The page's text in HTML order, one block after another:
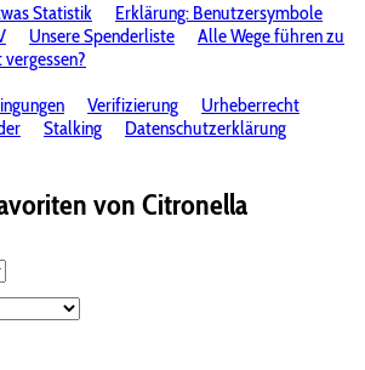
Statistik
Erklärung: Benutzersymbole
Unsere Spenderliste
Alle Wege führen zu
Verifizierung
Urheberrecht
Stalking
Datenschutzerklärung
von Citronella